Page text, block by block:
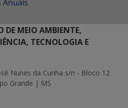
Anuais
DE MEIO AMBIENTE,
TECNOLOGIA E
Nunes da Cunha s/n - Bloco 12
Grande | MS